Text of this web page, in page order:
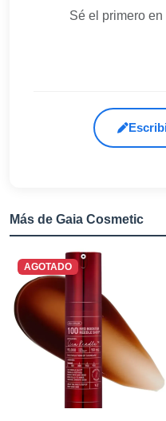
Sé el primero
Más de Gaia Cosmetic
AGOTADO